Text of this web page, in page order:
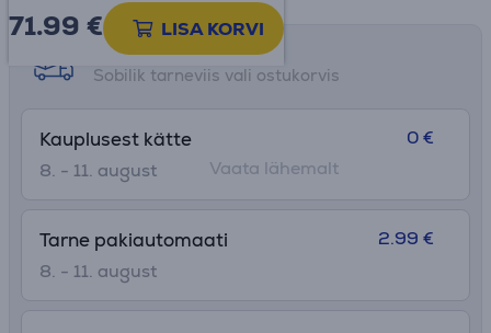
71.99 € LISA KORVI
Tarne võimalused
Sobilik tarneviis vali ostukorvis
Kauplusest kätte
8. - 11. august
0 €
Vaata lähemalt
Tarne pakiautomaati
8. - 11. august
2.99 €